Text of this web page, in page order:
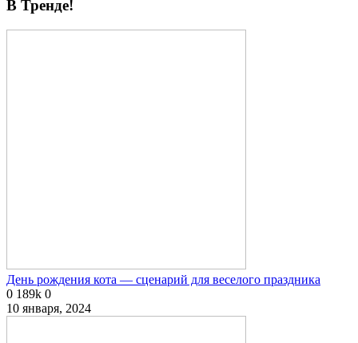
В Тренде!
День рождения кота — сценарий для веселого праздника
0 189k 0
10 января, 2024